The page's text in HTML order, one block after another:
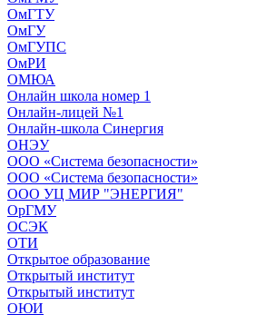
ОмГТУ
ОмГУ
ОмГУПС
ОмРИ
ОМЮА
Онлайн школа номер 1
Онлайн-лицей №1
Онлайн-школа Синергия
ОНЭУ
ООО «Система безопасности»
ООО «Система безопасности»
ООО УЦ МИР "ЭНЕРГИЯ"
ОрГМУ
ОСЭК
ОТИ
Открытое образование
Открытый институт
Открытый институт
ОЮИ